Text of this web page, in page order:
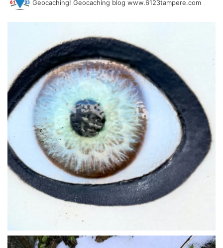
Geocaching! Geocaching blog www.6123tampere.com